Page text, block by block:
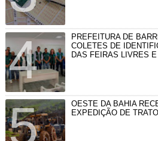
PREFEITURA DE
COLETES DE
DAS FEIRAS LIVRES
OESTE DA BAHIA
EXPEDIÇÃO DE